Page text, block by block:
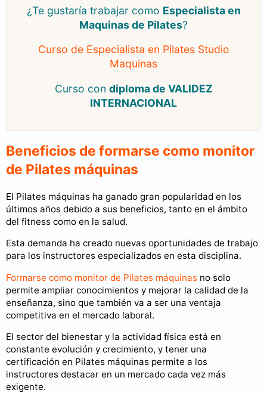
¿Te gustaría trabajar como Especialista en
Maquinas de Pilates?
Curso de Especialista en Pilates Studio
Maquinas
Curso con diploma de VALIDEZ
INTERNACIONAL
Beneficios de formarse como monitor
de Pilates máquinas
El Pilates máquinas ha ganado gran popularidad en los
últimos años debido a sus beneficios, tanto en el ámbito
del fitness como en la salud.
Esta demanda ha creado nuevas oportunidades de trabajo
para los instructores especializados en esta disciplina.
Formarse como monitor de Pilates máquinas no solo
permite ampliar conocimientos y mejorar la calidad de la
enseñanza, sino que también va a ser una ventaja
competitiva en el mercado laboral.
El sector del bienestar y la actividad física está en
constante evolución y crecimiento, y tener una
certificación en Pilates máquinas permite a los
instructores destacar en un mercado cada vez más
exigente.